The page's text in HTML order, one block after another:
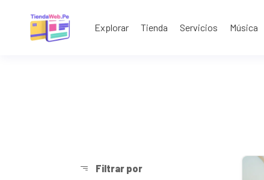
Explorar Tienda Servicios Música
Filtrar por